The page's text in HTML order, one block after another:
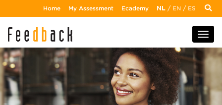
Home My Assessment Ecademy NL / EN / ES